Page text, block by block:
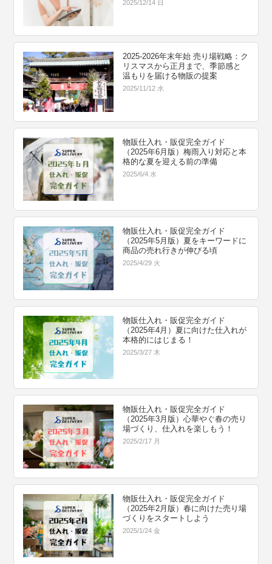
2025/12/14 日
2025-2026年末年始 売り場戦略：ク
リスマスから正月まで、季節感と
温もりを届ける物販の提案
2025/11/12 水
物販仕入れ・販促完全ガイド
（2025年6月版）梅雨入り対応と本
格的な夏を迎える前の準備
2025/6/4 水
物販仕入れ・販促完全ガイド
（2025年5月版）夏をキーワードに
商品の売れ行きが伸びる頃
2025/4/29 火
物販仕入れ・販促完全ガイド
（2025年4月）夏に向けた仕入れが
本格的にはじまる！
2025/3/27 木
物販仕入れ・販促完全ガイド
（2025年3月版）心華やぐ春の売り
場づくり、仕入れを楽しもう！
2025/2/17 月
物販仕入れ・販促完全ガイド
（2025年2月版）春に向けた売り場
づくりをスタートしよう
2025/1/24 金